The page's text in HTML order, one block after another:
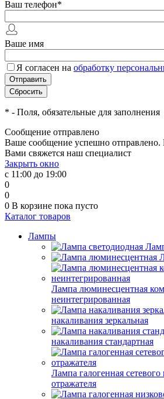
Ваш телефон*
Ваше имя
Я согласен на обработку
* - Поля, обязательные для заполнения
Сообщение отправлено
Ваше сообщение успешно
Вами свяжется наш специалист
Закрыть окно
с 11:00 до 19:00
0
0
0 В корзине пока пусто
Каталог товаров
Лампы
Лампа люминесцентная
неинтегрированная
накаливания зеркальная
накаливания стандартная
Лампа галогенная
отражателя